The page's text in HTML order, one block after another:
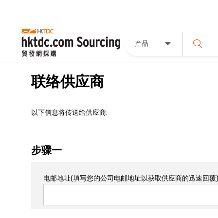
产品
联络供应商
以下信息将传送给供应商:
步骤一
电邮地址(填写您的公司电邮地址以获取供应商的迅速回覆)